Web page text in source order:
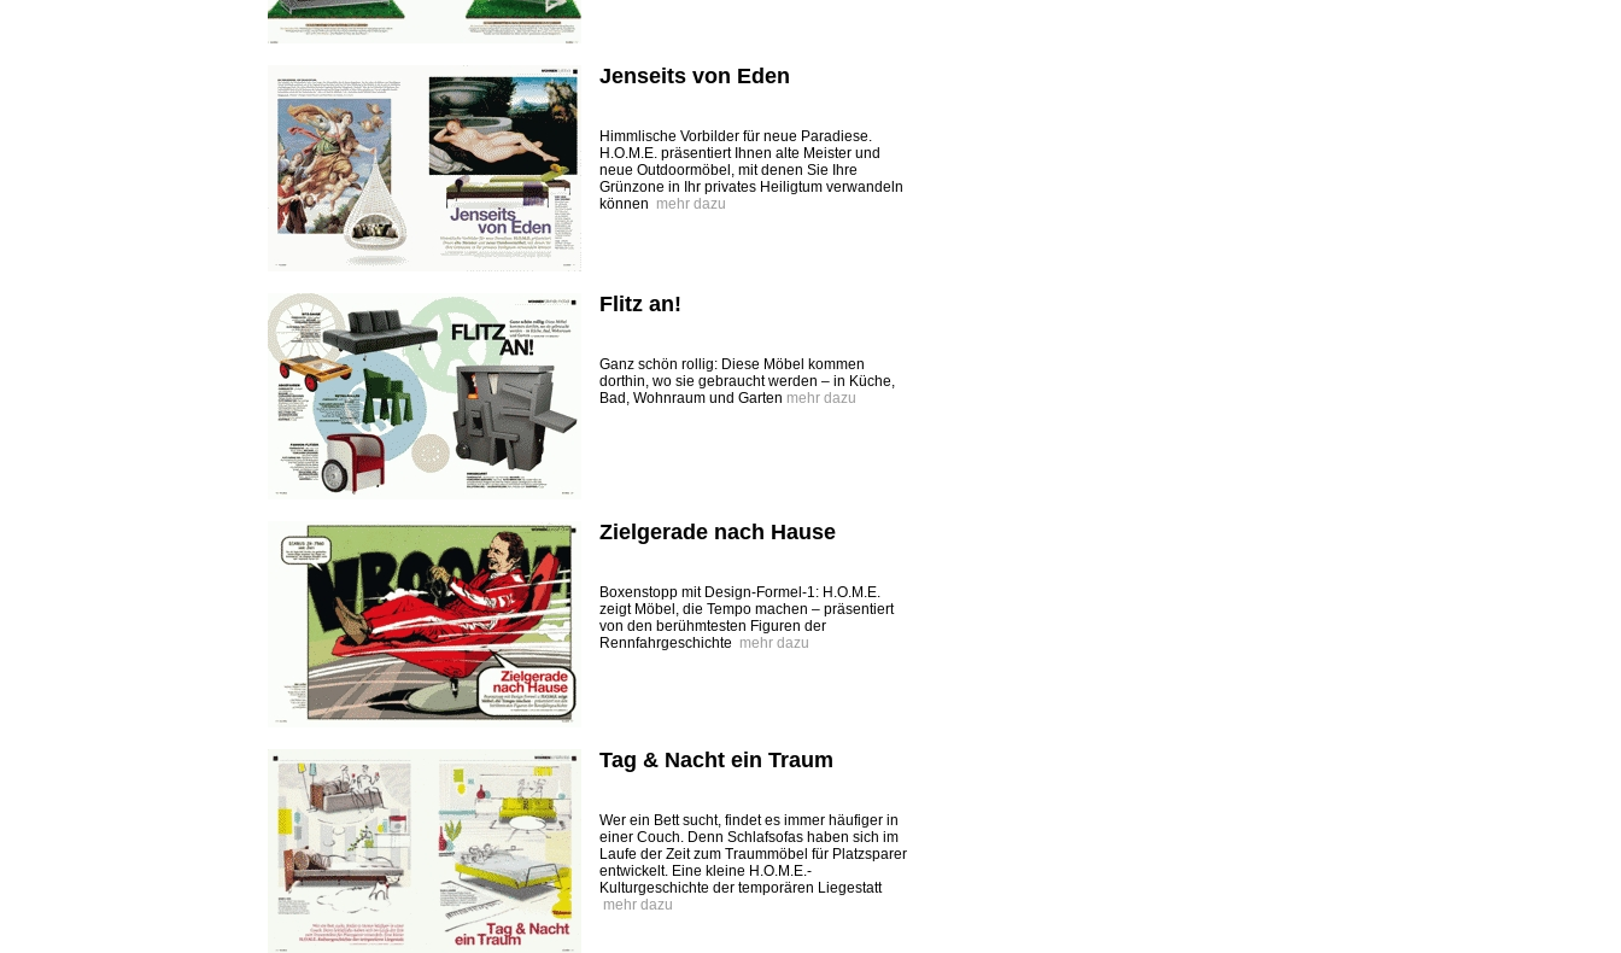
Jenseits von Eden
Himmlische Vorbilder für neue Paradiese.
H.O.M.E. präsentiert Ihnen alte Meister und
neue Outdoormöbel, mit denen Sie Ihre
Grünzone in Ihr privates Heiligtum verwandeln
können mehr dazu
Flitz an!
Ganz schön rollig: Diese Möbel kommen
dorthin, wo sie gebraucht werden – in Küche,
Bad, Wohnraum und Garten mehr dazu
Zielgerade nach Hause
Boxenstopp mit Design-Formel-1: H.O.M.E.
zeigt Möbel, die Tempo machen – präsentiert
von den berühmtesten Figuren der
Rennfahrgeschichte mehr dazu
Tag & Nacht ein Traum
Wer ein Bett sucht, findet es immer häufiger in
einer Couch. Denn Schlafsofas haben sich im
Laufe der Zeit zum Traummöbel für Platzsparer
entwickelt. Eine kleine H.O.M.E.-
Kulturgeschichte der temporären Liegestatt
mehr dazu